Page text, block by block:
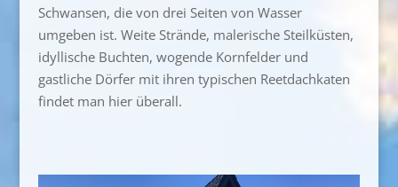
Schwansen, die von drei Seiten von Wasser
umgeben ist. Weite Strände, malerische Steilküsten,
idyllische Buchten, wogende Kornfelder und
gastliche Dörfer mit ihren typischen Reetdachkaten
findet man hier überall.